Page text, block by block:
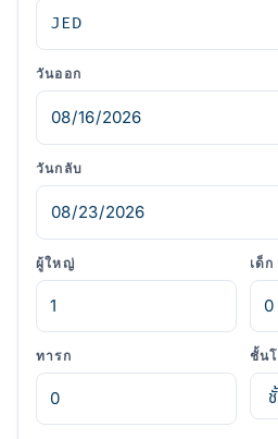
วันออก
วันกลับ
ผู้ใหญ่ เด็ก
ทารก ชั้น